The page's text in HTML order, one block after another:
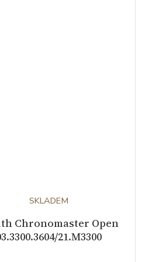
SKLADEM
Chronomaster Open
21.M3300